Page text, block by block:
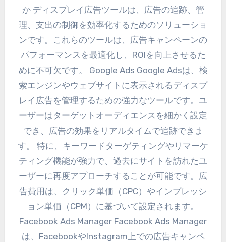
か ディスプレイ広告ツールは、広告の追跡、管
理、支出の制御を効率化するためのソリューショ
ンです。これらのツールは、広告キャンペーンの
パフォーマンスを最適化し、ROIを向上させるた
めに不可欠です。 Google Ads Google Adsは、検
索エンジンやウェブサイトに表示されるディスプ
レイ広告を管理するための強力なツールです。ユ
ーザーはターゲットオーディエンスを細かく設定
でき、広告の効果をリアルタイムで追跡できま
す。 特に、キーワードターゲティングやリマーケ
ティング機能が強力で、過去にサイトを訪れたユ
ーザーに再度アプローチすることが可能です。広
告費用は、クリック単価（CPC）やインプレッシ
ョン単価（CPM）に基づいて設定されます。
Facebook Ads Manager Facebook Ads Manager
は、FacebookやInstagram上での広告キャンペ